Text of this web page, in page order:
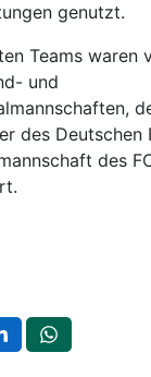
genutzt.
Teams waren
und
des Deutschen
des